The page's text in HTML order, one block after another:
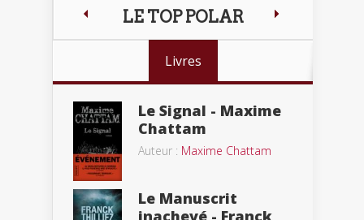
LE TOP POLAR
Livres
Le Signal - Maxime
Chattam
Auteur : Maxime Chattam
Le Manuscrit